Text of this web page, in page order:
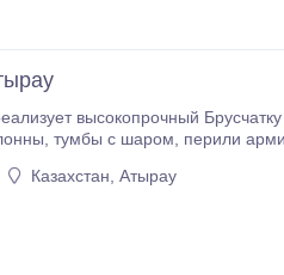
Казахстан, Атырау